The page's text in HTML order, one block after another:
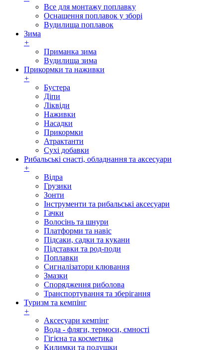
Все для монтажу поплавку
Оснащення поплавок у зборі
Вудилища поплавок
Зима
+
Приманка зима
Вудилища зима
Прикормки та наживки
+
Бустера
Діпи
Ліквіди
Наживки
Насадки
Прикормки
Атрактанти
Сухі добавки
Рибальські снасті, обладнання та аксесуари
+
Відра
Грузики
Зонти
Інструменти та рибальські аксесуари
Гачки
Волосінь та шнури
Платформи та навіс
Підсаки, садки та кукани
Підставки та род-поди
Поплавки
Сигналізатори клювання
Змазки
Спорядження риболова
Транспортування та зберігання
Туризм та кемпінг
+
Аксесуари кемпінг
Вода - фляги, термоси, ємності
Гігієна та косметика
Килимки та подушки